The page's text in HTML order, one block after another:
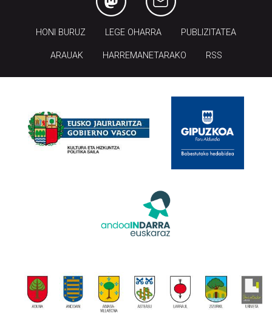
HONI BURUZ LEGE OHARRA PUBLIZITATEA
ARAUAK HARREMANETARAKO RSS